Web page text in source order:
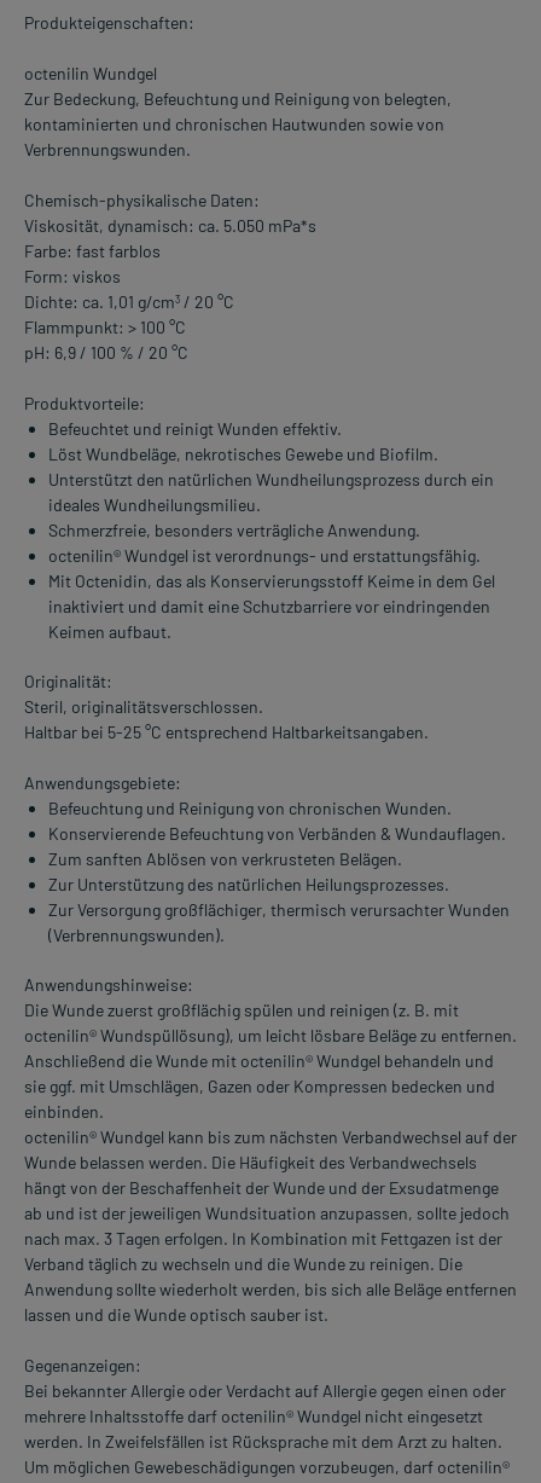
Produkteigenschaften:
octenilin Wundgel
Zur Bedeckung, Befeuchtung und Reinigung von belegten,
kontaminierten und chronischen Hautwunden sowie von
Verbrennungswunden.
Chemisch-physikalische Daten:
Viskosität, dynamisch: ca. 5.050 mPa*s
Farbe: fast farblos
Form: viskos
Dichte: ca. 1,01 g/cm3 / 20 °C
Flammpunkt: > 100 °C
pH: 6,9 / 100 % / 20 °C
Produktvorteile:
Befeuchtet und reinigt Wunden effektiv.
Löst Wundbeläge, nekrotisches Gewebe und Biofilm.
Unterstützt den natürlichen Wundheilungsprozess durch ein
ideales Wundheilungsmilieu.
Schmerzfreie, besonders verträgliche Anwendung.
octenilin® Wundgel ist verordnungs- und erstattungsfähig.
Mit Octenidin, das als Konservierungsstoff Keime in dem Gel
inaktiviert und damit eine Schutzbarriere vor eindringenden
Keimen aufbaut.
Originalität:
Steril, originalitätsverschlossen.
Haltbar bei 5-25 °C entsprechend Haltbarkeitsangaben.
Anwendungsgebiete:
Befeuchtung und Reinigung von chronischen Wunden.
Konservierende Befeuchtung von Verbänden & Wundauflagen.
Zum sanften Ablösen von verkrusteten Belägen.
Zur Unterstützung des natürlichen Heilungsprozesses.
Zur Versorgung großflächiger, thermisch verursachter Wunden
(Verbrennungswunden).
Anwendungshinweise:
Die Wunde zuerst großflächig spülen und reinigen (z. B. mit
octenilin® Wundspüllösung), um leicht lösbare Beläge zu entfernen.
Anschließend die Wunde mit octenilin® Wundgel behandeln und
sie ggf. mit Umschlägen, Gazen oder Kompressen bedecken und
einbinden.
octenilin® Wundgel kann bis zum nächsten Verbandwechsel auf der
Wunde belassen werden. Die Häufigkeit des Verbandwechsels
hängt von der Beschaffenheit der Wunde und der Exsudatmenge
ab und ist der jeweiligen Wundsituation anzupassen, sollte jedoch
nach max. 3 Tagen erfolgen. In Kombination mit Fettgazen ist der
Verband täglich zu wechseln und die Wunde zu reinigen. Die
Anwendung sollte wiederholt werden, bis sich alle Beläge entfernen
lassen und die Wunde optisch sauber ist.
Gegenanzeigen:
Bei bekannter Allergie oder Verdacht auf Allergie gegen einen oder
mehrere Inhaltsstoffe darf octenilin® Wundgel nicht eingesetzt
werden. In Zweifelsfällen ist Rücksprache mit dem Arzt zu halten.
Um möglichen Gewebeschädigungen vorzubeugen, darf octenilin®